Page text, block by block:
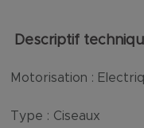
Descriptif
Motorisation :
Type : Ciseaux